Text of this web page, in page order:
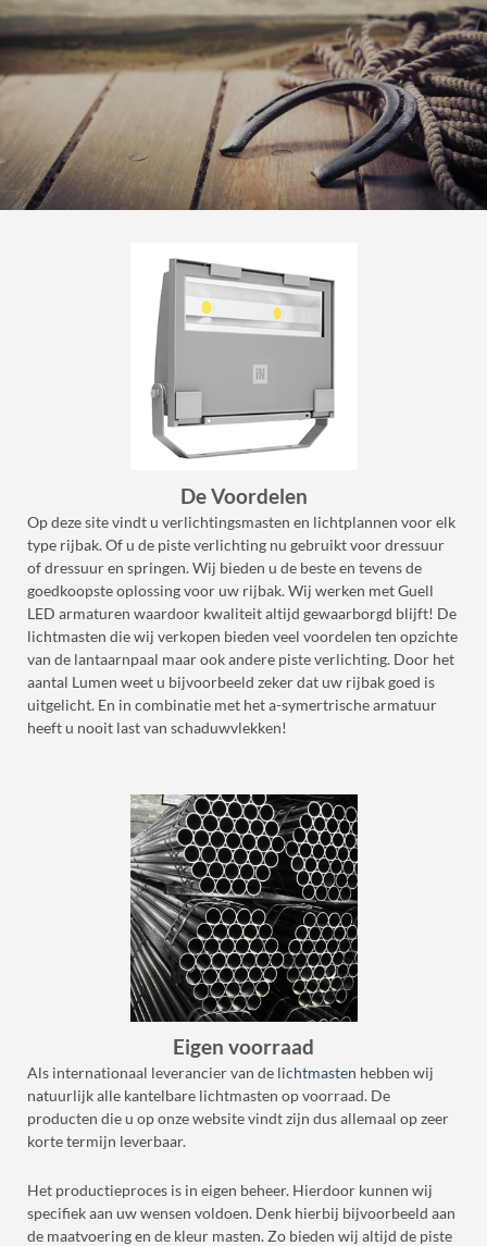
De Voordelen
Op deze site vindt u verlichtingsmasten en lichtplannen voor elk
type rijbak. Of u de piste verlichting nu gebruikt voor dressuur
of dressuur en springen. Wij bieden u de beste en tevens de
goedkoopste oplossing voor uw rijbak. Wij werken met Guell
LED armaturen waardoor kwaliteit altijd gewaarborgd blijft! De
lichtmasten die wij verkopen bieden veel voordelen ten opzichte
van de lantaarnpaal maar ook andere piste verlichting. Door het
aantal Lumen weet u bijvoorbeeld zeker dat uw rijbak goed is
uitgelicht. En in combinatie met het a-symertrische armatuur
heeft u nooit last van schaduwvlekken!
Eigen voorraad
Als internationaal leverancier van de lichtmasten hebben wij
natuurlijk alle kantelbare lichtmasten op voorraad. De
producten die u op onze website vindt zijn dus allemaal op zeer
korte termijn leverbaar.
Het productieproces is in eigen beheer. Hierdoor kunnen wij
specifiek aan uw wensen voldoen. Denk hierbij bijvoorbeeld aan
de maatvoering en de kleur masten. Zo bieden wij altijd de piste